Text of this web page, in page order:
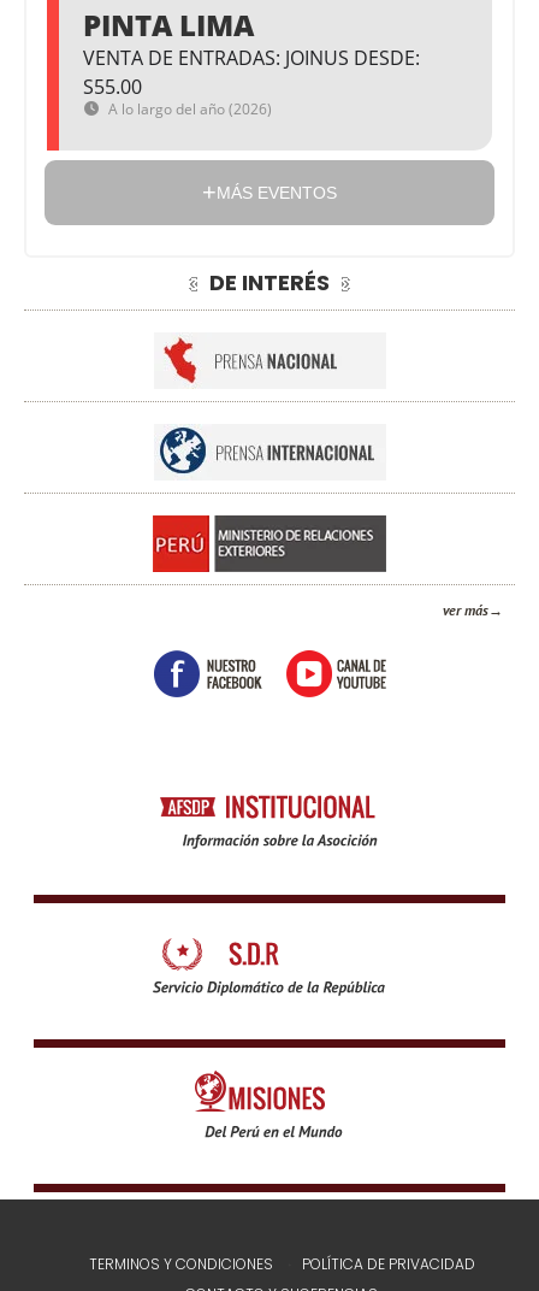
PINTA LIMA
VENTA DE ENTRADAS: JOINUS DESDE:
S55.00
A lo largo del año (2026)
MÁS EVENTOS
DE INTERÉS
ver más
TERMINOS Y CONDICIONES
POLÍTICA DE PRIVACIDAD